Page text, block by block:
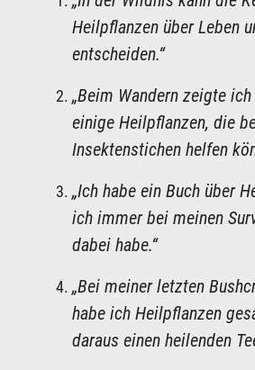
Heilpflanzen über Leben
entscheiden.“
„Beim Wandern zeigte
einige Heilpflanzen, die
Insektenstichen helfen
„Ich habe ein Buch über
ich immer bei meinen
dabei habe.“
„Bei meiner letzten
habe ich Heilpflanzen
daraus einen heilenden